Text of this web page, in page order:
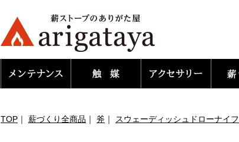
TOP ｜ 薪づくり全商品 ｜ 斧 ｜ スウェーディッシュドローナイフ